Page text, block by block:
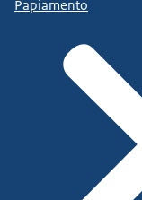
Papiamento